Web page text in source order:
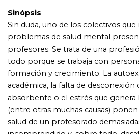
tener a mano cuando padeció una gran
De lo aprendido a lo largo de su dilatada
conclusiones que sacó tras superar su
nace Bienestar para docentes. Un manual
más sincera es intentar ayudar a aquellos
profesión que necesiten aprender a
a mejorar su bienestar.